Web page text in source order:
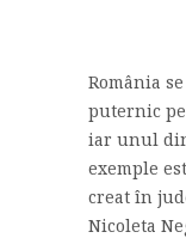
România
puternic
iar unul
exemple
creat în
Nicoleta